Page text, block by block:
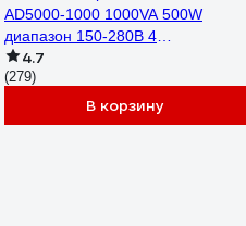
AD5000-1000 1000VA 500W
диапазон 150-280В 4
евророзетки 285939
4.7
(279)
В корзину